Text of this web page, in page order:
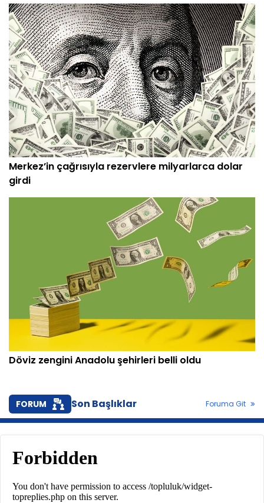
Merkez’in çağrısıyla rezervlere milyarlarca dolar
girdi
Döviz zengini Anadolu şehirleri belli oldu
FORUM Son Başlıklar Foruma Git